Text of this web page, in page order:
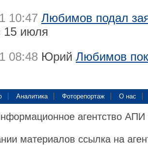
10:47 Любимов подал
15 июля
08:48 Юрий Любимов
Аналитика Фоторепортаж О нас
агентство
материалов ссылка на